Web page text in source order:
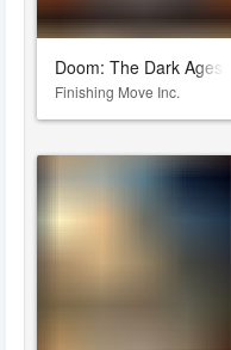
Doom: The Dark Ages
Finishing Move Inc.